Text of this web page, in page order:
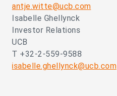
antje.witte@ucb.com
Isabelle Ghellynck
Investor Relations
UCB
T +32-2-559-9588
isabelle.ghellynck@ucb.com